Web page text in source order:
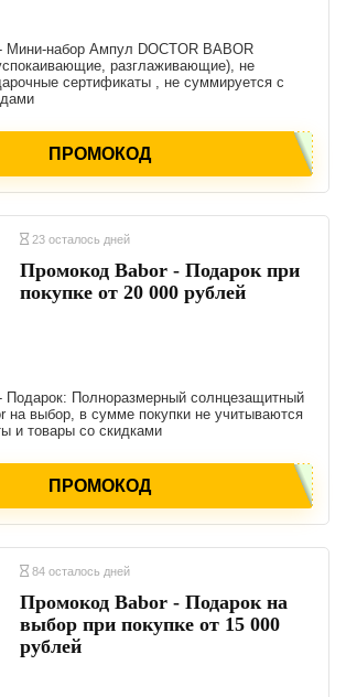
Мини-набор Ампул DOCTOR BABOR
разглаживающие), не
сертификаты , не суммируется с
ПРОМОКОД
23 осталось дней
Промокод Babor - Подарок при
покупке от 20 000 рублей
Подарок: Полноразмерный солнцезащитный
на выбор, в сумме покупки не учитываются
и товары со скидками
ПРОМОКОД
84 осталось дней
Промокод Babor - Подарок на
выбор при покупке от 15 000
рублей